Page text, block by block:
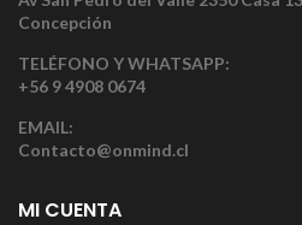
Concepción
TELÉFONO Y WHATSAPP:
+56 9 4908 0674
EMAIL:
Contacto@onmind.cl
MI CUENTA